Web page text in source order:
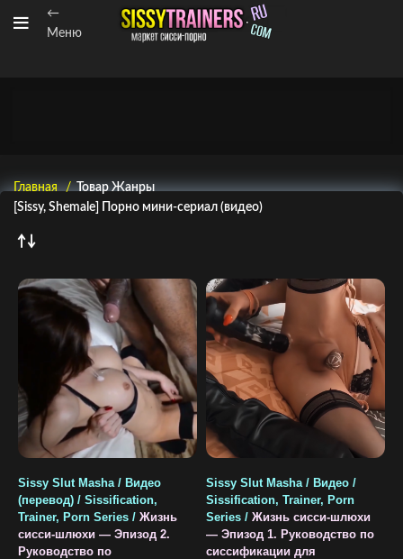
←
Меню
Главная
Товар Жанры
[Sissy, Shemale] Порно мини-сериал (видео)
Sissy Slut Masha / Видео
(перевод) / Sissification,
Trainer, Porn Series / Жизнь
сисси-шлюхи — Эпизод 2.
Руководство по
Sissy Slut Masha / Видео /
Sissification, Trainer, Porn
Series / Жизнь сисси-шлюхи
— Эпизод 1. Руководство по
сиссификации для